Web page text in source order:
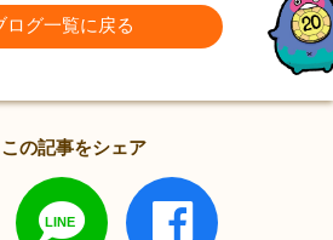
ログ一覧に戻る
この記事をシェア